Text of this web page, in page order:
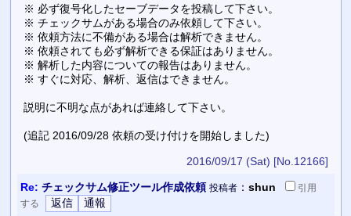
※ 必ず復号化したセーブデータを投稿して下さい。
※ チェックサムがある場合のみ依頼して下さい。
※ 依頼方法に不備がある場合は解析できません。
※ 依頼されても必ず解析できる保証はありません。
※ 解析した内容についての報告はありません。
※ すぐに対応、解析、返信はできません。
説明に不明な点があれば連絡して下さい。
(追記 2016/09/28 依頼の受け付けを開始しました)
2016/09/17 (Sat) [No.12166]
Re: チェックサム修正ツール作成依頼 投稿者： shun
引用
する